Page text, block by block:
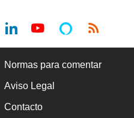
Normas para comentar
Aviso Legal
Contacto